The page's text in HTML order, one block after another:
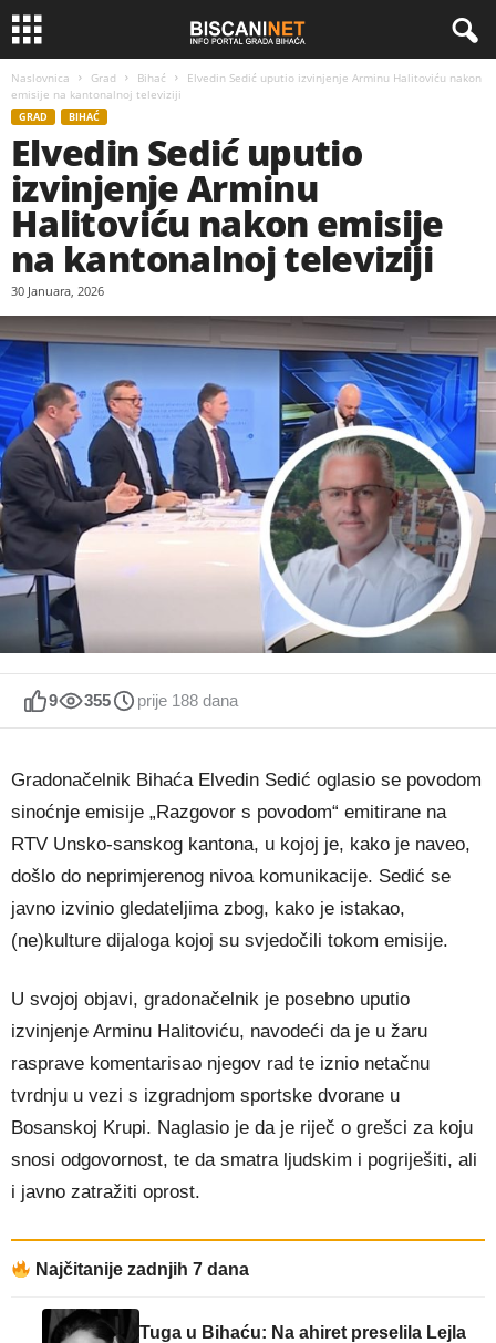
Naslovnica Grad Bihać
Elvedin Sedić uputio izvinjenje Arminu Halitoviću nakon
emisije na kantonalnoj televiziji
GRAD BIHAĆ
Elvedin Sedić uputio
izvinjenje Arminu
Halitoviću nakon emisije
na kantonalnoj televiziji
30 Januara, 2026
9 355 prije 188 dana
Gradonačelnik Bihaća Elvedin Sedić oglasio se povodom
sinoćnje emisije „Razgovor s povodom“ emitirane na
RTV Unsko-sanskog kantona, u kojoj je, kako je naveo,
došlo do neprimjerenog nivoa komunikacije. Sedić se
javno izvinio gledateljima zbog, kako je istakao,
(ne)kulture dijaloga kojoj su svjedočili tokom emisije.
U svojoj objavi, gradonačelnik je posebno uputio
izvinjenje Arminu Halitoviću, navodeći da je u žaru
rasprave komentarisao njegov rad te iznio netačnu
tvrdnju u vezi s izgradnjom sportske dvorane u
Bosanskoj Krupi. Naglasio je da je riječ o grešci za koju
snosi odgovornost, te da smatra ljudskim i pogriješiti, ali
i javno zatražiti oprost.
Najčitanije zadnjih 7 dana
Tuga u Bihaću: Na ahiret preselila Lejla